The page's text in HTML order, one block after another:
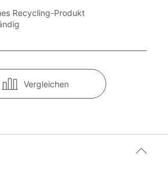
Recycling-Produkt
Vergleichen